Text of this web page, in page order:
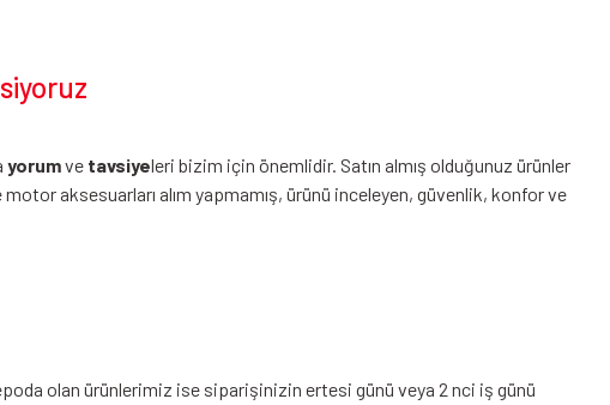
yorumve tavsiyeleri bizim için önemlidir. Satın almış olduğunuz ürünler
aksesuarları alım yapmamış, ürünü inceleyen, güvenlik, konfor ve
olan ürünlerimiz ise siparişinizin ertesi günü veya 2 nci iş günü